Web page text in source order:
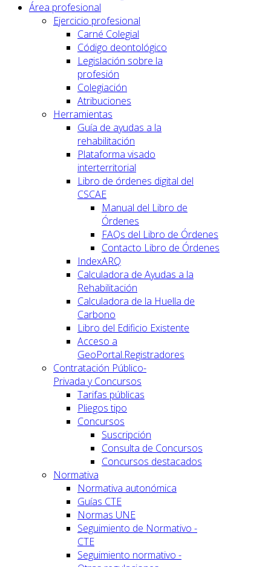
Área profesional
Ejercicio profesional
Carné Colegial
Código deontológico
Legislación sobre la
profesión
Colegiación
Atribuciones
Herramientas
Guía de ayudas a la
rehabilitación
Plataforma visado
interterritorial
Libro de órdenes digital del
CSCAE
Manual del Libro de
Órdenes
FAQs del Libro de Órdenes
Contacto Libro de Órdenes
IndexARQ
Calculadora de Ayudas a la
Rehabilitación
Calculadora de la Huella de
Carbono
Libro del Edificio Existente
Acceso a
GeoPortal.Registradores
Contratación Público-
Privada y Concursos
Tarifas públicas
Pliegos tipo
Concursos
Suscripción
Consulta de Concursos
Concursos destacados
Normativa
Normativa autonómica
Guías CTE
Normas UNE
Seguimiento de Normativo -
CTE
Seguimiento normativo -